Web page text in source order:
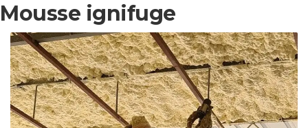
Mousse ignifuge